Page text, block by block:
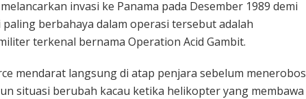
invasi ke Panama pada Desember 1989 demi
berbahaya dalam operasi tersebut adalah
terkenal bernama Operation Acid Gambit.
mendarat langsung di atap penjara sebelum menerobos
situasi berubah kacau ketika helikopter yang membawa